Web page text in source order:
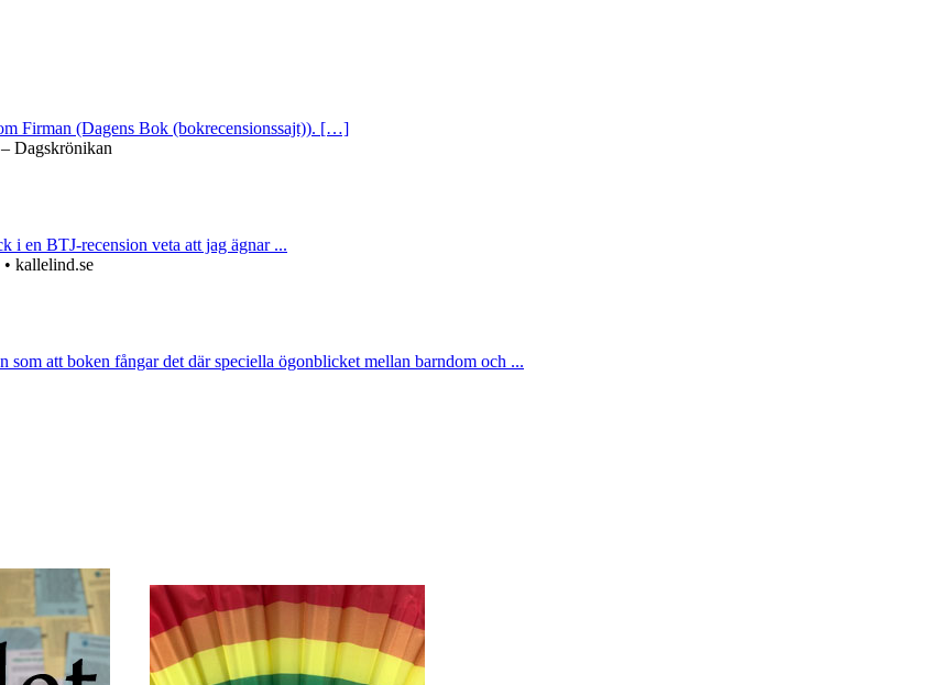
Firman (Dagens Bok (bokrecensionssajt)). […]
Dagskrönikan
i en BTJ-recension veta att jag ägnar ...
• kallelind.se
att boken fångar det där speciella ögonblicket mellan barndom och ...